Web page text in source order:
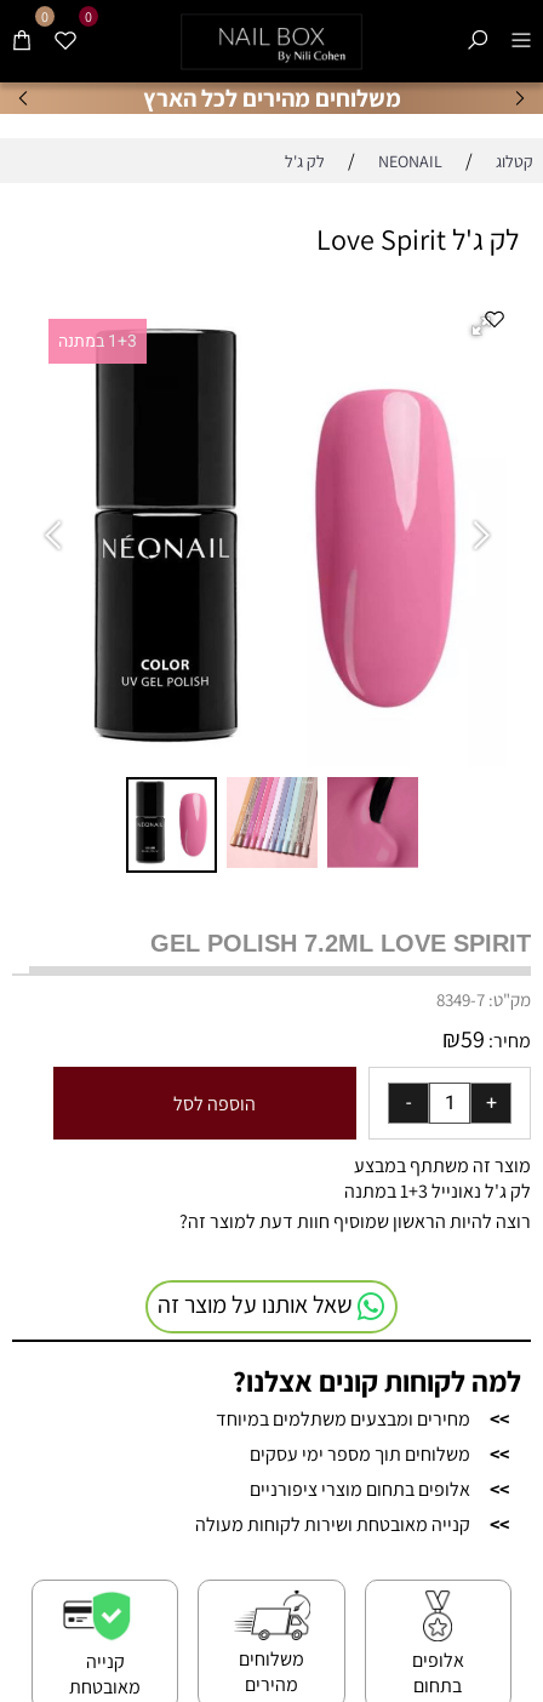
משלוחים מהירים לכל הארץ
0 0
קטלוג /
NEONAIL
/ לק ג'ל
לק ג'ל Love Spirit
1+3 במתנה
GEL POLISH 7.2ML LOVE SPIRIT
מק"ט: 8349-7
מחיר: ₪59
הוספה לסל
מוצר זה משתתף במבצע
לק ג'ל נאונייל 1+3 במתנה
רוצה להיות הראשון שמוסיף חוות דעת למוצר זה?
שאל אותנו על מוצר זה
למה לקוחות קונים אצלנו?
>>
מחירים ומבצעים משתלמים במיוחד
>>
משלוחים תוך מספר ימי עסקים
>>
אלופים בתחום מוצרי ציפורניים
>>
קנייה מאובטחת ושירות לקוחות מעולה
אלופים
בתחום
משלוחים
מהירים
קנייה
מאובטחת